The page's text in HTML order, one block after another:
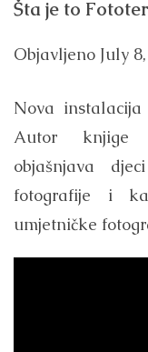
Šta je to
Objavljeno July
Nova instalacija
Autor knjige
objašnjava
fotografije i
umjetničke